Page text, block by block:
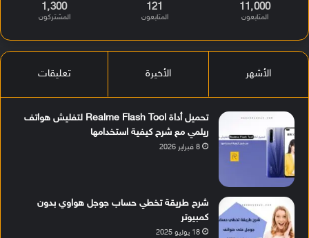
11٬000
المتابعون
121
المتابعون
1٬300
المشتركون
الأشهر الأخيرة تعليقات
تحميل أداة Realme Flash Tool لتفليش هواتف
ريلمي مع شرح كيفية استخدامها
8 فبراير 2026
شرح طريقة تخطي حساب جوجل هواوي بدون
كمبيوتر
18 يوليو 2025